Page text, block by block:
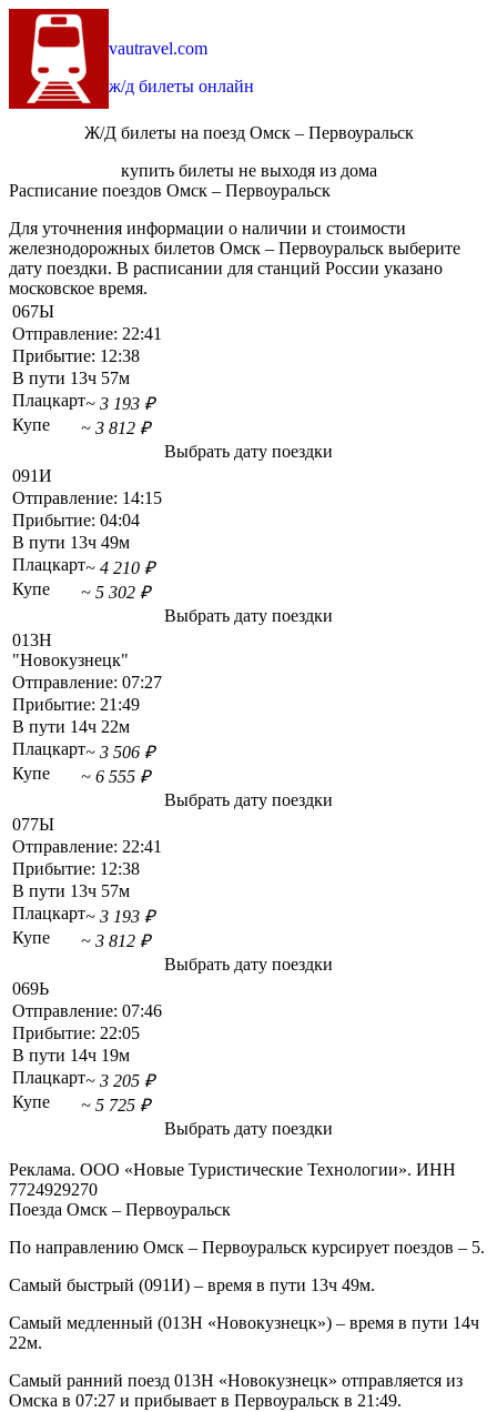
vautravel.com
ж/д билеты онлайн
Ж/Д билеты на поезд Омск – Первоуральск
купить билеты не выходя из дома
Расписание поездов Омск – Первоуральск
Для уточнения информации о наличии и стоимости
железнодорожных билетов Омск – Первоуральск выберите
дату поездки. В расписании для станций России указано
московское время.
067Ы
Отправление: 22:41
Прибытие: 12:38
В пути 13ч 57м
Плацкарт~ 3 193 ₽
Купе
~ 3 812 ₽
Выбрать дату поездки
091И
Отправление: 14:15
Прибытие: 04:04
В пути 13ч 49м
Плацкарт~ 4 210 ₽
Купе
~ 5 302 ₽
Выбрать дату поездки
013Н
"Новокузнецк"
Отправление: 07:27
Прибытие: 21:49
В пути 14ч 22м
Плацкарт~ 3 506 ₽
Купе
~ 6 555 ₽
Выбрать дату поездки
077Ы
Отправление: 22:41
Прибытие: 12:38
В пути 13ч 57м
Плацкарт~ 3 193 ₽
Купе
~ 3 812 ₽
Выбрать дату поездки
069Ь
Отправление: 07:46
Прибытие: 22:05
В пути 14ч 19м
Плацкарт~ 3 205 ₽
Купе
~ 5 725 ₽
Выбрать дату поездки
Реклама. ООО «Новые Туристические Технологии». ИНН
7724929270
Поезда Омск – Первоуральск
По направлению Омск – Первоуральск курсирует поездов – 5.
Самый быстрый (091И) – время в пути 13ч 49м.
Самый медленный (013Н «Новокузнецк») – время в пути 14ч
22м.
Самый ранний поезд 013Н «Новокузнецк» отправляется из
Омска в 07:27 и прибывает в Первоуральск в 21:49.